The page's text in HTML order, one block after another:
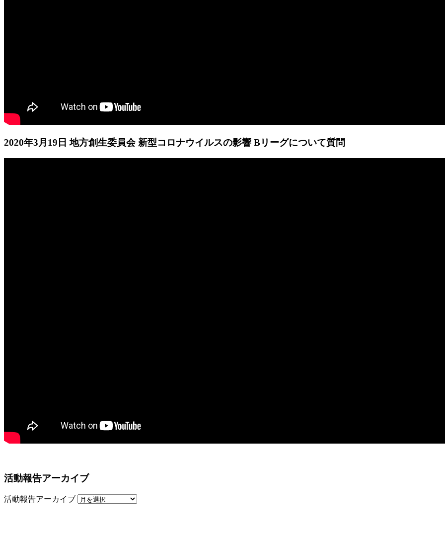
2020年3月19日 地方創生委員会 新型コロナウイルスの影響 Bリーグについて質問
活動報告アーカイブ
活動報告アーカイブ